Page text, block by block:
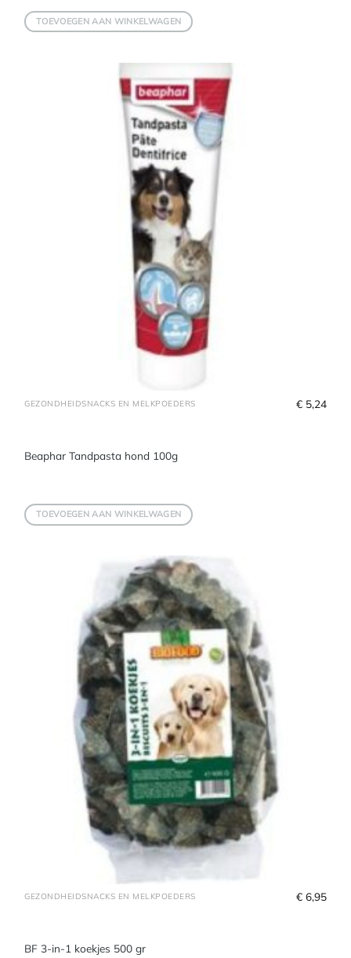
TOEVOEGEN AAN WINKELWAGEN
GEZONDHEIDSNACKS EN MELKPOEDERS
Beaphar Tandpasta hond 100g
€ 5,24
TOEVOEGEN AAN WINKELWAGEN
GEZONDHEIDSNACKS EN MELKPOEDERS
BF 3-in-1 koekjes 500 gr
€ 6,95